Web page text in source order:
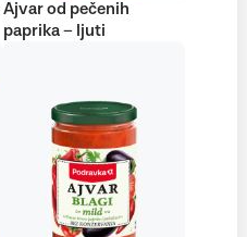
Ajvar od pečenih
paprika – ljuti